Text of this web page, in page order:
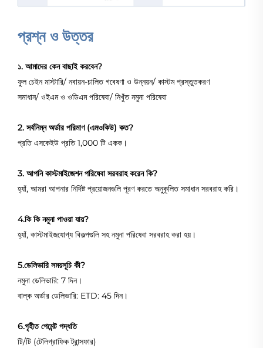
প্রশ্ন ও উত্তর
১. আমাদের কেন বাছাই করবেন?
ফুল চেইন মাস্টারি/ নবায়ন-চালিত গবেষণা ও উন্নয়ন/ কাস্টম প্রস্তুতকরণ
সমাধান/ ওইএম ও ওডিএম পরিষেবা/ নিখুঁত নমুনা পরিষেবা
2. সর্বনিম্ন অর্ডার পরিমাণ (এমওকিউ) কত?
প্রতি এসকেইউ প্রতি 1,000 টি একক।
3. আপনি কাস্টমাইজেশন পরিষেবা সরবরাহ করেন কি?
হ্যাঁ, আমরা আপনার নির্দিষ্ট প্রয়োজনগুলি পূরণ করতে অনুকূলিত সমাধান সরবরাহ করি।
4.কি কি নমুনা পাওয়া যায়?
হ্যাঁ, কাস্টমাইজযোগ্য বিকল্পগুলি সহ নমুনা পরিষেবা সরবরাহ করা হয়।
5.ডেলিভারি সময়সূচি কী?
নমুনা ডেলিভারি: 7 দিন।
বাল্ক অর্ডার ডেলিভারি: ETD: 45 দিন।
6.গৃহীত পেমেন্ট পদ্ধতি
টি/টি (টেলিগ্রাফিক ট্রান্সফার)